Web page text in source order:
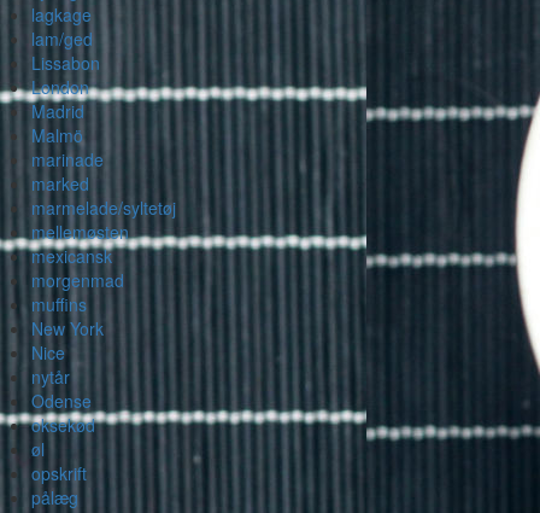
lagkage
lam/ged
Lissabon
London
Madrid
Malmö
marinade
marked
marmelade/syltetøj
mellemøsten
mexicansk
morgenmad
muffins
New York
Nice
nytår
Odense
oksekød
øl
opskrift
pålæg